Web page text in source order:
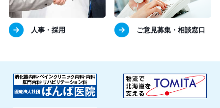
人事・採用 ご意見募集・相談窓口